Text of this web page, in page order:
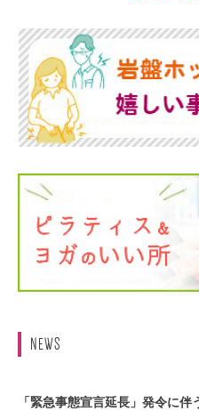
NEWS
「緊急事態宣言延長」発令に伴